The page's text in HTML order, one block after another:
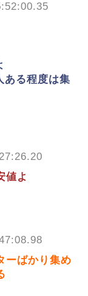
る程度は集
値よ
ーばかり集め